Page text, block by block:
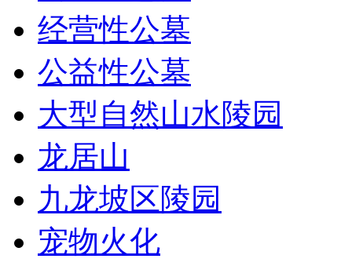
经营性公墓
公益性公墓
大型自然山水陵园
龙居山
九龙坡区陵园
宠物火化